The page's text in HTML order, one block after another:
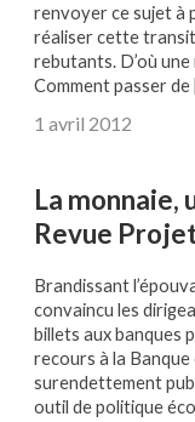
renvoyer ce sujet à
réaliser cette
rebutants. D’où
Comment passer de
1 avril 2012
La monnaie,
Revue
Brandissant
convaincu les
billets aux banques
recours à la
surendettement
outil de politique